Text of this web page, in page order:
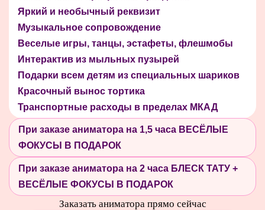
Яркий и необычный реквизит
Музыкальное сопровождение
Веселые игры, танцы, эстафеты, флешмобы
Интерактив из мыльных пузырей
Подарки всем детям из специальных шариков
Красочный вынос тортика
Транспортные расходы в пределах МКАД
При заказе аниматора на 1,5 часа ВЕСЁЛЫЕ
ФОКУСЫ В ПОДАРОК
При заказе аниматора на 2 часа БЛЕСК ТАТУ +
ВЕСЁЛЫЕ ФОКУСЫ В ПОДАРОК
Заказать аниматора прямо сейчас